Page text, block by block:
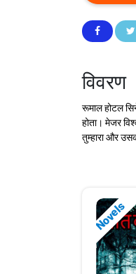
विवरण
रूमाल होटल
होता। मेजर
तुम्हारा और
Novels